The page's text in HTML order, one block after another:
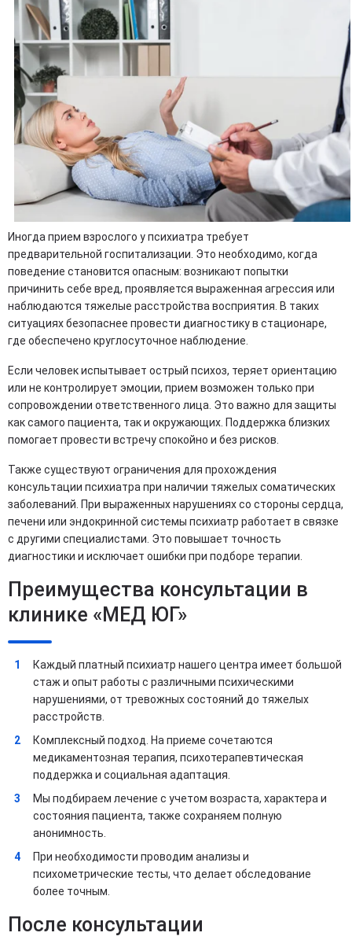
Иногда прием взрослого у психиатра требует
предварительной госпитализации. Это необходимо, когда
поведение становится опасным: возникают попытки
причинить себе вред, проявляется выраженная агрессия или
наблюдаются тяжелые расстройства восприятия. В таких
ситуациях безопаснее провести диагностику в стационаре,
где обеспечено круглосуточное наблюдение.
Если человек испытывает острый психоз, теряет ориентацию
или не контролирует эмоции, прием возможен только при
сопровождении ответственного лица. Это важно для защиты
как самого пациента, так и окружающих. Поддержка близких
помогает провести встречу спокойно и без рисков.
Также существуют ограничения для прохождения
консультации психиатра при наличии тяжелых соматических
заболеваний. При выраженных нарушениях со стороны сердца,
печени или эндокринной системы психиатр работает в связке
с другими специалистами. Это повышает точность
диагностики и исключает ошибки при подборе терапии.
Преимущества консультации в
клинике «МЕД ЮГ»
Каждый платный психиатр нашего центра имеет большой
стаж и опыт работы с различными психическими
нарушениями, от тревожных состояний до тяжелых
расстройств.
Комплексный подход. На приеме сочетаются
медикаментозная терапия, психотерапевтическая
поддержка и социальная адаптация.
Мы подбираем лечение с учетом возраста, характера и
состояния пациента, также сохраняем полную
анонимность.
При необходимости проводим анализы и
психометрические тесты, что делает обследование
более точным.
После консультации